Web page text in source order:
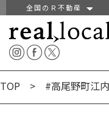
全国のＲ不動産
TOP > #高尾野町江